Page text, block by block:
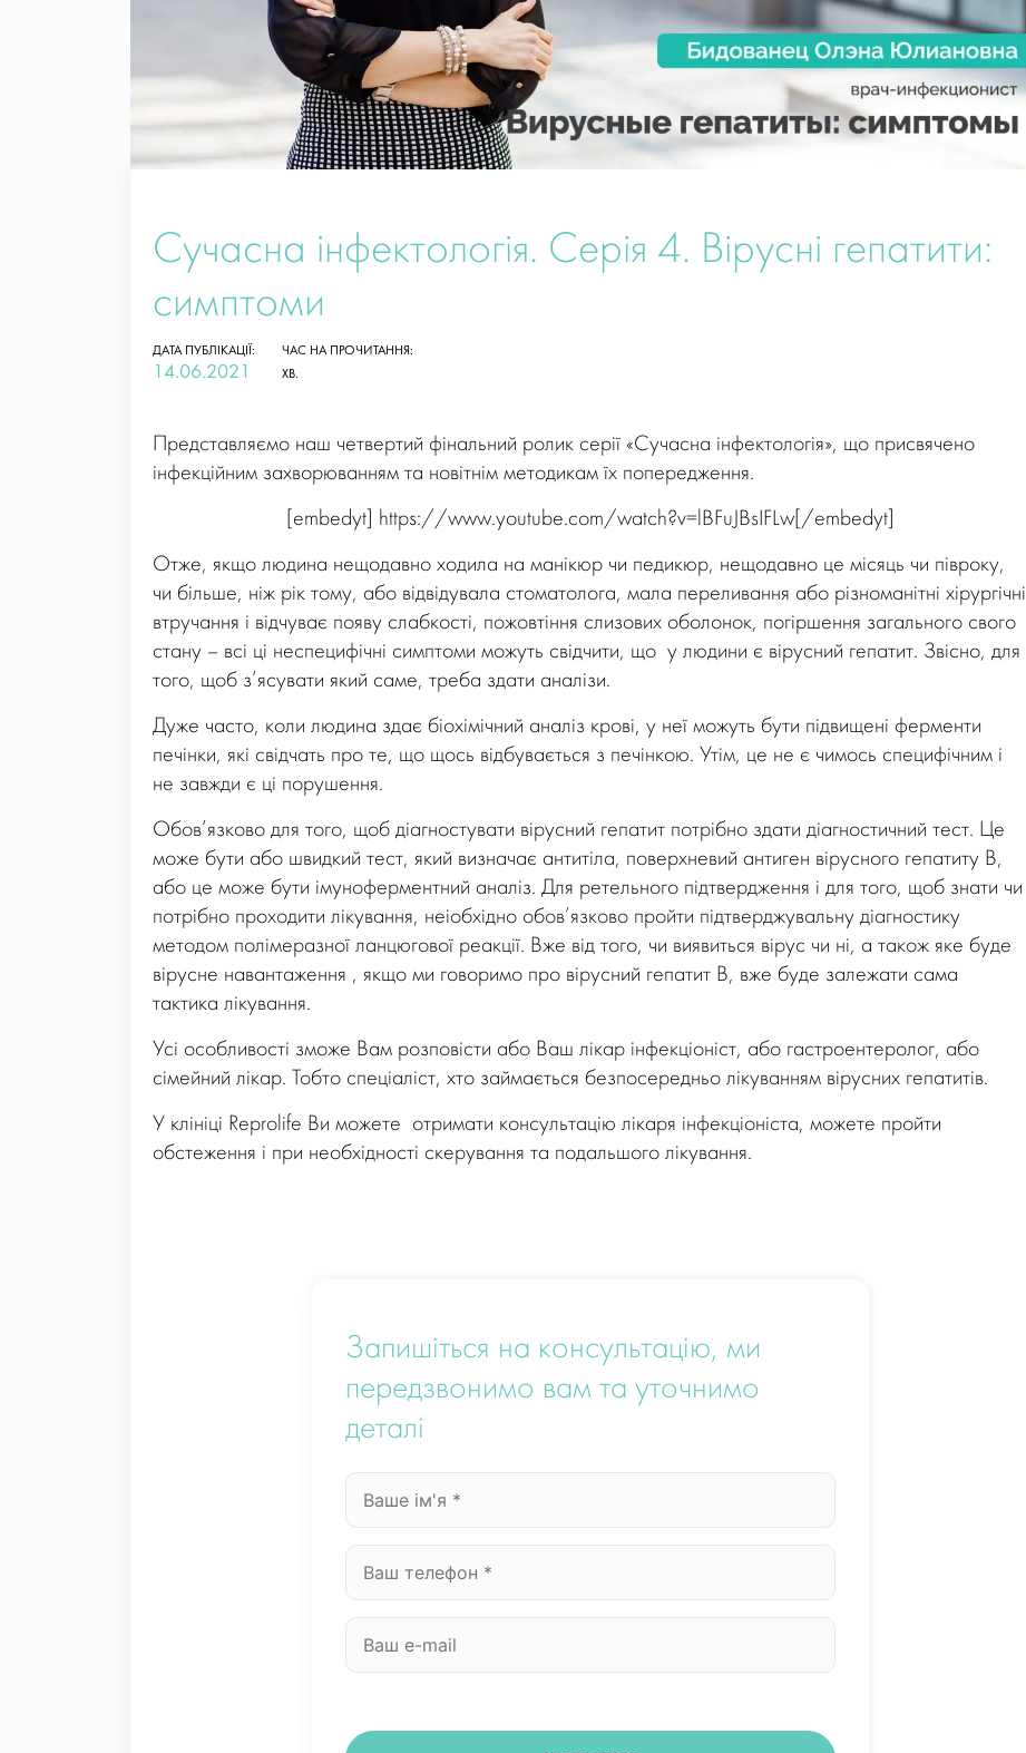
Сучасна інфектологія. Серія 4. Вірусні гепатити:
симптоми
ДАТА ПУБЛІКАЦІЇ:
14.06.2021
ЧАС НА ПРОЧИТАННЯ:
ХВ.
Представляємо наш четвертий фінальний ролик серії «Сучасна інфектологія», що присвячено
інфекційним захворюванням та новітнім методикам їх попередження.
[embedyt] https://www.youtube.com/watch?v=lBFuJBsIFLw[/embedyt]
Отже, якщо людина нещодавно ходила на манікюр чи педикюр, нещодавно це місяць чи півроку,
чи більше, ніж рік тому, або відвідувала стоматолога, мала переливання або різноманітні хірургічні
втручання і відчуває появу слабкості, пожовтіння слизових оболонок, погіршення загального свого
стану – всі ці неспецифічні симптоми можуть свідчити, що у людини є вірусний гепатит. Звісно, для
того, щоб з’ясувати який саме, треба здати аналізи.
Дуже часто, коли людина здає біохімічний аналіз крові, у неї можуть бути підвищені ферменти
печінки, які свідчать про те, що щось відбувається з печінкою. Утім, це не є чимось специфічним і
не завжди є ці порушення.
Обов’язково для того, щоб діагностувати вірусний гепатит потрібно здати діагностичний тест. Це
може бути або швидкий тест, який визначає антитіла, поверхневий антиген вірусного гепатиту В,
або це може бути імуноферментний аналіз. Для ретельного підтвердження і для того, щоб знати чи
потрібно проходити лікування, неіобхідно обов’язково пройти підтверджувальну діагностику
методом полімеразної ланцюгової реакції. Вже від того, чи виявиться вірус чи ні, а також яке буде
вірусне навантаження , якщо ми говоримо про вірусний гепатит В, вже буде залежати сама
тактика лікування.
Усі особливості зможе Вам розповісти або Ваш лікар інфекціоніст, або гастроентеролог, або
сімейний лікар. Тобто спеціаліст, хто займається безпосередньо лікуванням вірусних гепатитів.
У клініці Reprolife Ви можете отримати консультацію лікаря інфекціоніста, можете пройти
обстеження і при необхідності скерування та подальшого лікування.
Запишіться на консультацію, ми
передзвонимо вам та уточнимо
деталі